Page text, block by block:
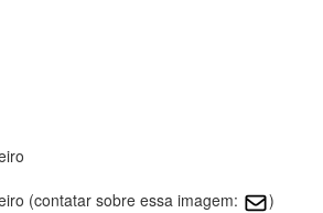
(contatar sobre essa imagem:
)